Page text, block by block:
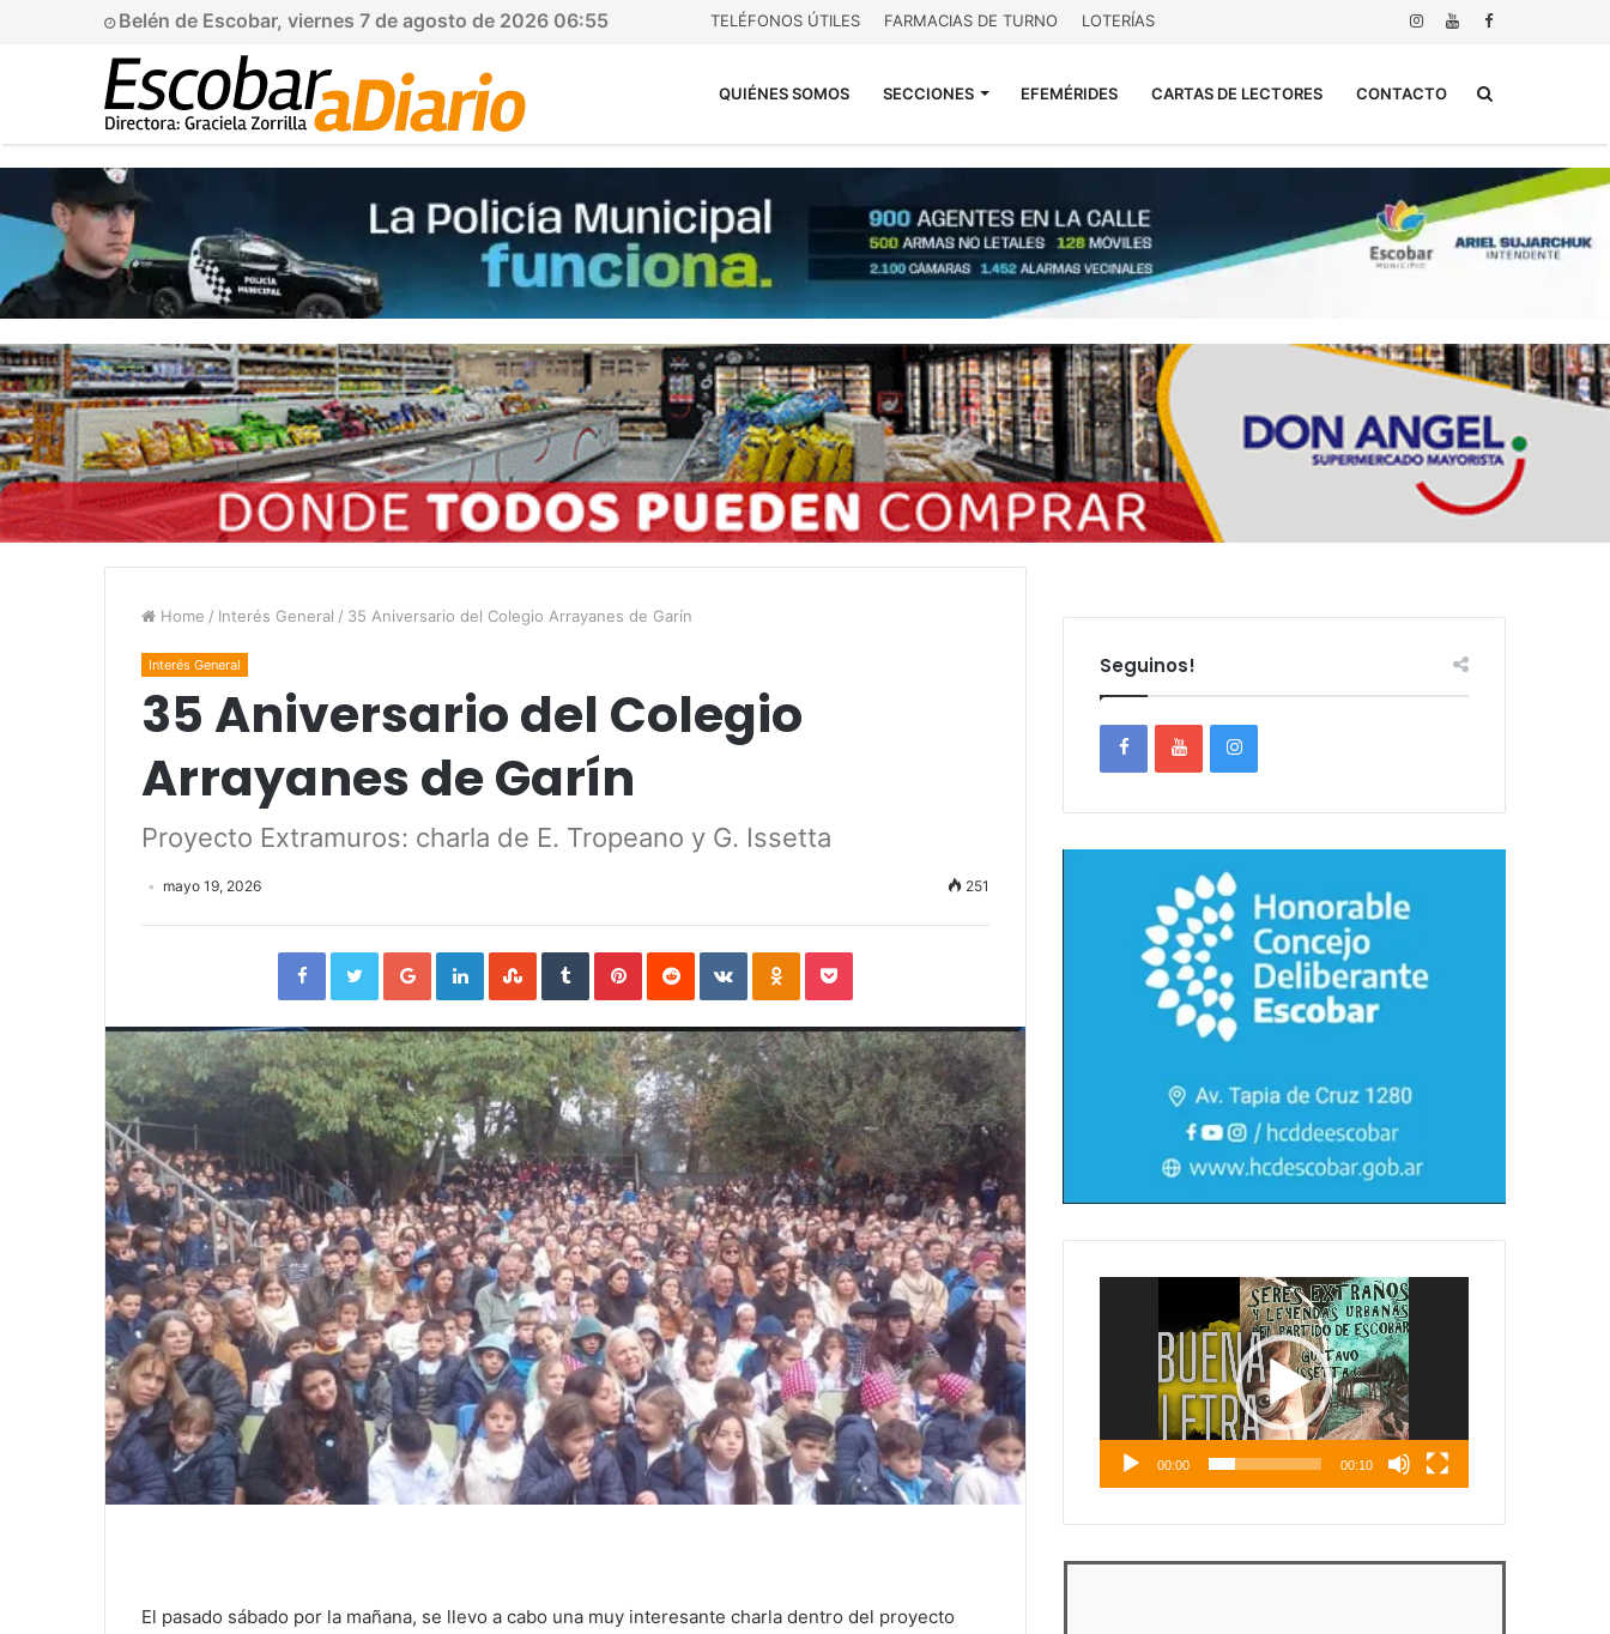
Belén de Escobar, viernes 7 de agosto de 2026 06:55 TELÉFONOS ÚTILES FARMACIAS DE TURNO LOTERÍAS
QUIÉNES SOMOS SECCIONES EFEMÉRIDES CARTAS DE LECTORES CONTACTO
Home / Interés General / 35 Aniversario del Colegio Arrayanes de Garín
Interés General
35 Aniversario del Colegio
Arrayanes de Garín
Proyecto Extramuros: charla de E. Tropeano y G. Issetta
mayo 19, 2026 251
FacebookTwitterGoogle+LinkedInStumbleUpon
TumblrPinterestReddit VKontakteOdnoklassniki
Pocket
El pasado sábado por la mañana, se llevo a cabo una muy interesante charla dentro del proyecto
Seguinos!
00:00 00:10